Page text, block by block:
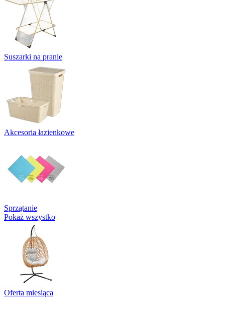
Suszarki na pranie
Akcesoria łazienkowe
Sprzątanie
Pokaż wszystko
Oferta miesiąca